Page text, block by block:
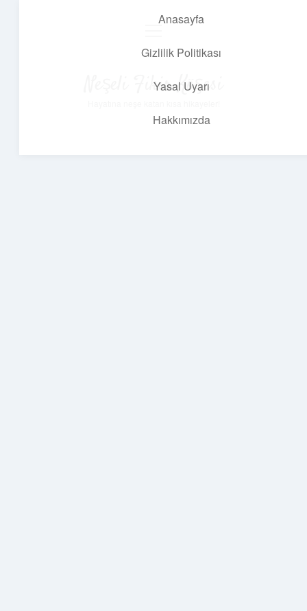
Anasayfa
Gizlilik Politikası
Yasal Uyarı
Hakkımızda
Neşeli Fikir Köşesi